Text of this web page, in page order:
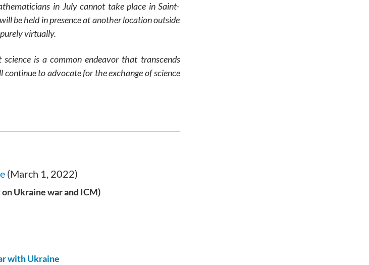
in July cannot take place in Saint-
be held in presence at another location outside
virtually.
is a common endeavor that transcends
to advocate for the exchange of science
(March 1, 2022)
Ukraine war and ICM)
with Ukraine